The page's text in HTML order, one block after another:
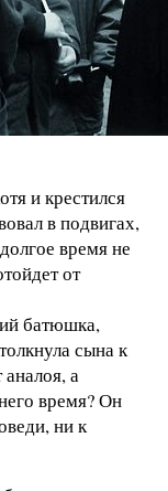
и крестился
в подвигах,
время не
от
батюшка,
сына к
а
время? Он
ни к